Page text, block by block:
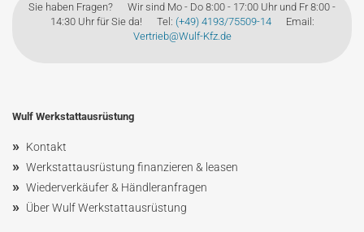
Sie haben Fragen? Wir sind Mo - Do 8:00 - 17:00 Uhr und Fr 8:00 -
14:30 Uhr für Sie da! Tel: (+49) 4193/75509-14Email:
Vertrieb@Wulf-Kfz.de
Wulf Werkstattausrüstung
» Kontakt
» Werkstattausrüstung finanzieren & leasen
» Wiederverkäufer & Händleranfragen
» Über Wulf Werkstattausrüstung